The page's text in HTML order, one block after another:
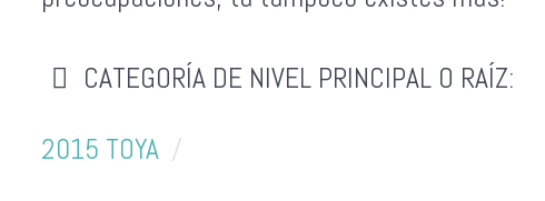
CATEGORÍA DE NIVEL PRINCIPAL O RAÍZ:
2015 TOYA